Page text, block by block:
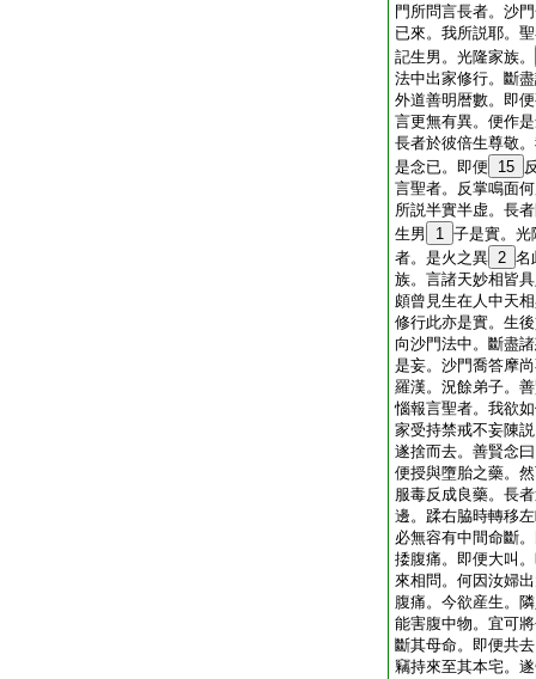
門所問言長者。沙
已來。我所説耶。
記生男。光隆家族。
法中出家修行。斷
外道善明暦數。即
言更無有異。便作
長者於彼倍生尊敬
是念已。即便
15
言聖者。反掌鳴面
所説半實半虚。長
生男
1 子是實。光
者。是火之異 2 名
族。言諸天妙相皆
頗曾見生在人中天
修行此亦是實。生
向沙門法中。斷盡
是妄。沙門喬答摩
羅漢。況餘弟子。
惱報言聖者。我欲
家受持禁戒不妄陳
遂捨而去。善賢念
便授與墮胎之藥。
服毒反成良藥。長
邊。蹂右脇時轉移
必無容有中間命斷
捼腹痛。即便大叫
來相問。何因汝婦
腹痛。今欲産生。
能害腹中物。宜可
斷其母命。即便共
竊持來至其本宅。